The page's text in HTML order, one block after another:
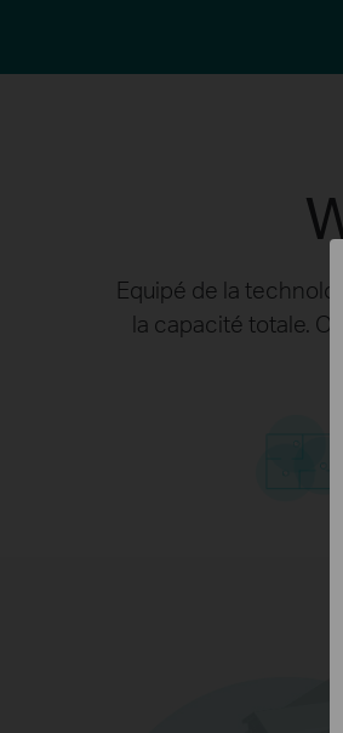
Equipé de la
la capacité totale.